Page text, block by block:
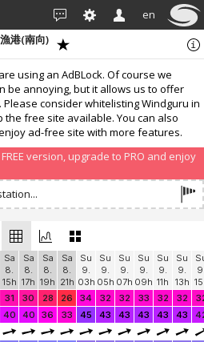
en
using an AdBLock. Of course we
be annoying, but it allows us to offer
consider whitelisting Windguru in
free site available. You can also
ad-free site with more features.
version, upgrade to PRO and enjoy
港(南向)
Sa
8.
15h
Sa
8.
17h
Sa
8.
19h
Sa
8.
21h
Su
9.
03h
Su
9.
05h
Su
9.
07h
Su
9.
09h
Su
9.
11h
Su
9.
13h
31 30 28 26 34 32 32 33 32 32
40 40 36 33 45 43 43 43 43 43